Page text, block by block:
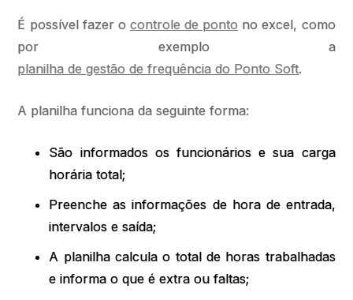
É possível fazer ocontrole de ponto no excel, como
por exemplo a
planilha de gestão de frequência do Ponto Soft.
A planilha funciona da seguinte forma:
São informados os funcionários e sua carga
horária total;
Preenche as informações de hora de entrada,
intervalos e saída;
A planilha calcula o total de horas trabalhadas
e informa o que é extra ou faltas;